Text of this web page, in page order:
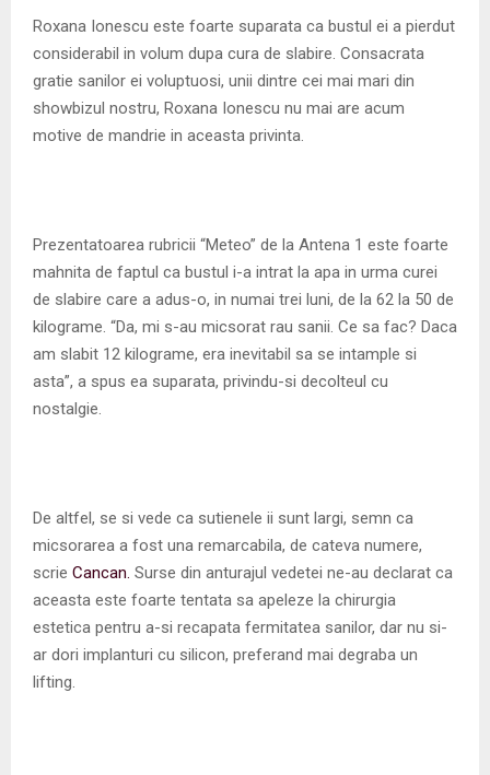
E
N
Roxana Ionescu este foarte suparata ca bustul ei a pierdut
considerabil in volum dupa cura de slabire. Consacrata
gratie sanilor ei voluptuosi, unii dintre cei mai mari din
showbizul nostru, Roxana Ionescu nu mai are acum
motive de mandrie in aceasta privinta.
Prezentatoarea rubricii “Meteo” de la Antena 1 este foarte
mahnita de faptul ca bustul i-a intrat la apa in urma curei
de slabire care a adus-o, in numai trei luni, de la 62 la 50 de
kilograme. “Da, mi s-au micsorat rau sanii. Ce sa fac? Daca
am slabit 12 kilograme, era inevitabil sa se intample si
asta”, a spus ea suparata, privindu-si decolteul cu
nostalgie.
De altfel, se si vede ca sutienele ii sunt largi, semn ca
micsorarea a fost una remarcabila, de cateva numere,
scrie Cancan. Surse din anturajul vedetei ne-au declarat ca
aceasta este foarte tentata sa apeleze la chirurgia
estetica pentru a-si recapata fermitatea sanilor, dar nu si-
ar dori implanturi cu silicon, preferand mai degraba un
lifting.